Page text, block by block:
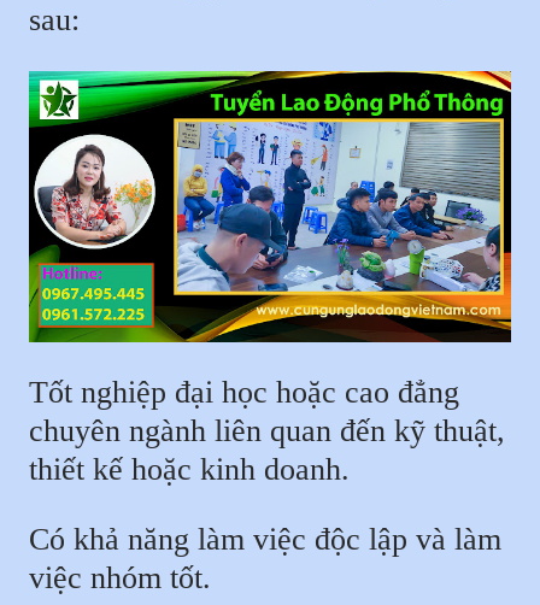
sau:
Tốt nghiệp đại học hoặc cao đẳng
chuyên ngành liên quan đến kỹ thuật,
thiết kế hoặc kinh doanh.
Có khả năng làm việc độc lập và làm
việc nhóm tốt.